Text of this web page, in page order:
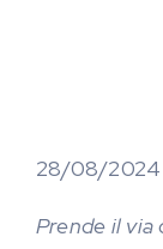
28/08/2024
Prende il via